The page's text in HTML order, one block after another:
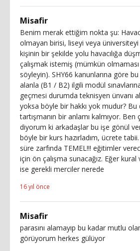
Misafir
Benim merak ettiğim nokta şu:
olmayan birisi, liseyi veya
kişinin bir şekilde yolu havacılığa
çalışmak istemiş (mümkün
söyleyin). SHY66 kanunlarına göre bu
alanla (B1 / B2) ilgili modül
geçmesi durumda teknisyen ünvanı
yoksa böyle bir hakkı yok mudur?
tartışmanın bir anlamı kalmıyor. Ben
diyorum ki arkadaşlar bu işe gönül
böyle bir kurs hazırladım, ücrete
süre zarfında TEMEL!!! eğitimler
için ön çalışma sunacağız. Eğer kural
ise gerekli merciler nerede
16 yıl önce
Misafir
parasını alamayıp bu kadar mutlu
görüyorum herkes gülüyor